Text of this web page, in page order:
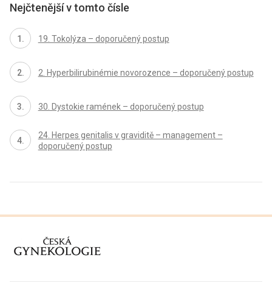
Nejčtenější v tomto čísle
19. Tokolýza – doporučený postup
2. Hyperbilirubinémie novorozence – doporučený postup
30. Dystokie ramének – doporučený postup
24. Herpes genitalis v graviditě – management –
doporučený postup
proLékaře.cz